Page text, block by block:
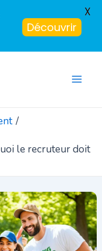
le recruteur doit
Découvrir
X